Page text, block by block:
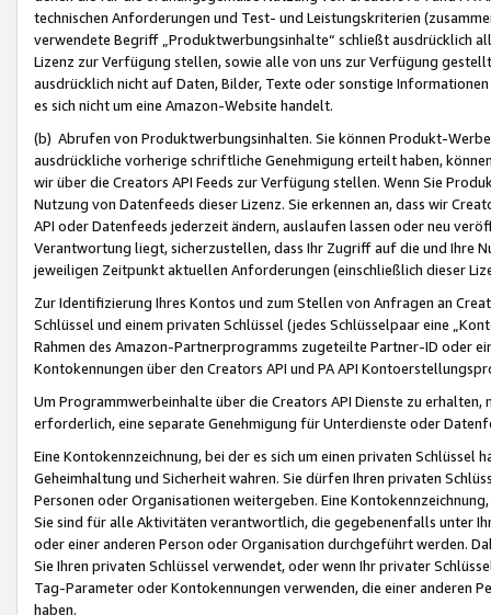
technischen Anforderungen und Test- und Leistungskriterien
verwendete Begriff „Produktwerbungsinhalte“ schließt ausdrücklich
Lizenz zur Verfügung stellen, sowie alle von uns zur Verfügung
ausdrücklich nicht auf Daten, Bilder, Texte oder sonstige
es sich nicht um eine Amazon-Website handelt.
(b) Abrufen von Produktwerbungsinhalten. Sie können Produkt-
ausdrückliche vorherige schriftliche Genehmigung erteilt haben,
wir über die Creators API Feeds zur Verfügung stellen. Wenn Sie
Nutzung von Datenfeeds dieser Lizenz. Sie erkennen an, dass wir
API oder Datenfeeds jederzeit ändern, auslaufen lassen oder neu
Verantwortung liegt, sicherzustellen, dass Ihr Zugriff auf die und Ihre
jeweiligen Zeitpunkt aktuellen Anforderungen (einschließlich dieser
Zur Identifizierung Ihres Kontos und zum Stellen von Anfragen an
Schlüssel und einem privaten Schlüssel (jedes Schlüsselpaar eine
Rahmen des Amazon-Partnerprogramms zugeteilte Partner-ID oder
Kontokennungen über den Creators API und PA API
Um Programmwerbeinhalte über die Creators API Dienste zu
erforderlich, eine separate Genehmigung für Unterdienste oder
Eine Kontokennzeichnung, bei der es sich um einen privaten
Geheimhaltung und Sicherheit wahren. Sie dürfen Ihren privaten
Personen oder Organisationen weitergeben. Eine
Sie sind für alle Aktivitäten verantwortlich, die gegebenenfalls unter
oder einer anderen Person oder Organisation durchgeführt werden.
Sie Ihren privaten Schlüssel verwendet, oder wenn Ihr privater
Tag-Parameter oder Kontokennungen verwenden, die einer anderen
haben.